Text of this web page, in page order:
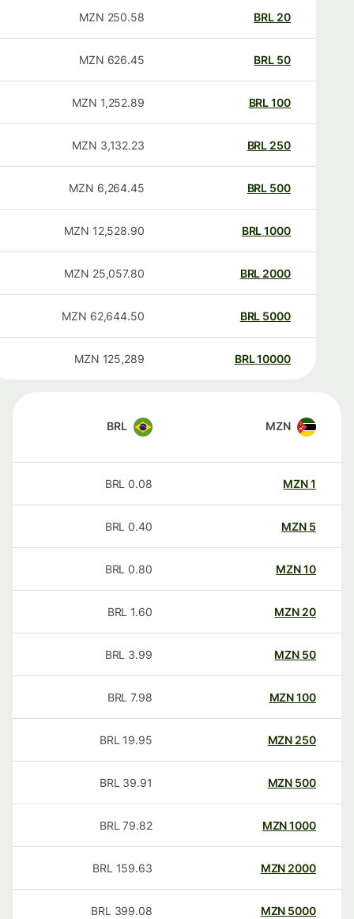
20
BRL
250.58
MZN
50
BRL
626.45
MZN
100
BRL
1,252.89
MZN
250
BRL
3,132.23
MZN
500
BRL
6,264.45
MZN
1000
BRL
12,528.90
MZN
2000
BRL
25,057.80
MZN
5000
BRL
62,644.50
MZN
10000
BRL
125,289
MZN
MZN
BRL
MZN
0.08
BRL
MZN
0.40
BRL
MZN
0.80
BRL
20
MZN
1.60
BRL
50
MZN
3.99
BRL
100
MZN
7.98
BRL
250
MZN
19.95
BRL
500
MZN
39.91
BRL
1000
MZN
79.82
BRL
2000
MZN
159.63
BRL
5000
MZN
399.08
BRL